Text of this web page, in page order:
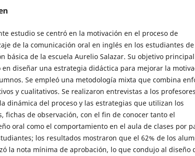
estudio se centró en la motivación en el proceso de
de la comunicación oral en inglés en los estudiantes de
básica de la escuela Aurelio Salazar. Su objetivo principal
en diseñar una estrategia didáctica para mejorar la
Se empleó una metodología mixta que combina
y cualitativos. Se realizaron entrevistas a los
dinámica del proceso y las estrategias que utilizan los
fichas de observación, con el fin de conocer tanto el
oral como el comportamiento en el aula de clases por
los resultados mostraron que el 62% de los
la nota mínima de aprobación, lo que condujo al diseño